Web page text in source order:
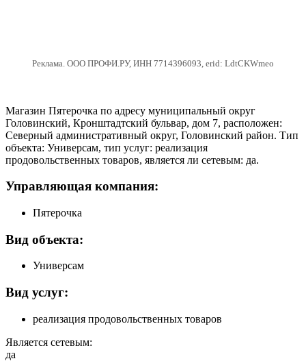
Реклама. ООО ПРОФИ.РУ, ИНН 7714396093, erid: LdtCKWmeo
Магазин Пятерочка по адресу муниципальный округ
Головинский, Кронштадтский бульвар, дом 7, расположен:
Северный административный округ, Головинский район. Тип
объекта: Универсам, тип услуг: реализация
продовольственных товаров, является ли сетевым: да.
Управляющая компания:
Пятерочка
Вид объекта:
Универсам
Вид услуг:
реализация продовольственных товаров
Является сетевым:
да